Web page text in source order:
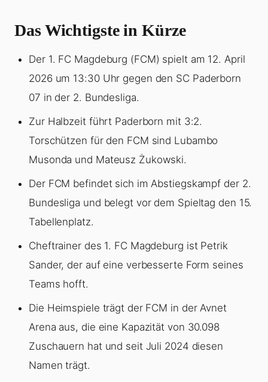
Das Wichtigste in Kürze
Der 1. FC Magdeburg (FCM) spielt am 12. April
2026 um 13:30 Uhr gegen den SC Paderborn
07 in der 2. Bundesliga.
Zur Halbzeit führt Paderborn mit 3:2.
Torschützen für den FCM sind Lubambo
Musonda und Mateusz Żukowski.
Der FCM befindet sich im Abstiegskampf der 2.
Bundesliga und belegt vor dem Spieltag den 15.
Tabellenplatz.
Cheftrainer des 1. FC Magdeburg ist Petrik
Sander, der auf eine verbesserte Form seines
Teams hofft.
Die Heimspiele trägt der FCM in der Avnet
Arena aus, die eine Kapazität von 30.098
Zuschauern hat und seit Juli 2024 diesen
Namen trägt.